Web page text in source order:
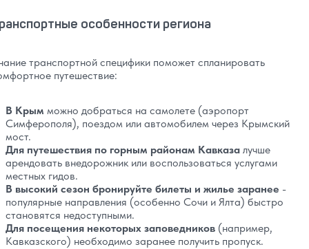
особенности региона
транспортной специфики поможет спланировать
путешествие:
В Крым можно добраться на самолете (аэропорт
Симферополя), поездом или автомобилем через Крымский
мост.
Для путешествия по горным районам Кавказа лучше
арендовать внедорожник или воспользоваться услугами
местных гидов.
В высокий сезон бронируйте билеты и жилье заранее -
популярные направления (особенно Сочи и Ялта) быстро
становятся недоступными.
Для посещения некоторых заповедников (например,
Кавказского) необходимо заранее получить пропуск.